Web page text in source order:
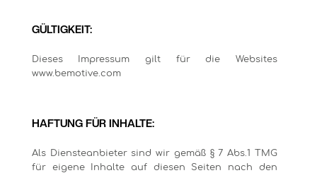
GÜLTIGKEIT:
Dieses Impressum gilt für die Websites
www.bemotive.com
HAFTUNG FÜR INHALTE:
Als Diensteanbieter sind wir gemäß § 7 Abs.1 TMG
für eigene Inhalte auf diesen Seiten nach den